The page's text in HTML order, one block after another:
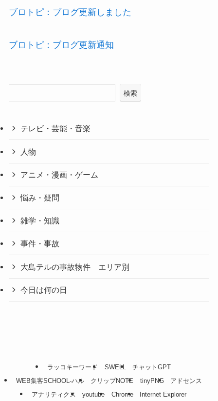
ブロトピ：ブログ更新しました
ブロトピ：ブログ更新通知
検索
テレビ・芸能・音楽
人物
アニメ・漫画・ゲーム
悩み・疑問
雑学・知識
事件・事故
大島テルの事故物件 エリア別
今日は何の日
ラッコキーワード SWELL
チャットGPT
WEB集客SCHOOL-ハル
クリップNOTE tinyPNG
アドセンス
アナリティクス
youtube Chrome Internet Explorer